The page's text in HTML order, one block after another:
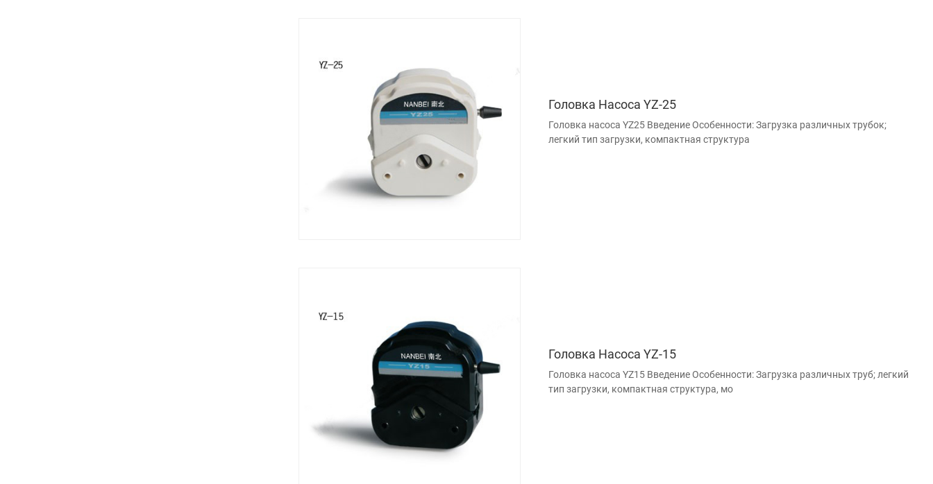
Головка Насоса YZ-25
Головка насоса YZ25 Введение Особенности: Загрузка различных трубок;
легкий тип загрузки, компактная структура
Головка Насоса YZ-15
Головка насоса YZ15 Введение Особенности: Загрузка различных труб; легкий
тип загрузки, компактная структура, мо